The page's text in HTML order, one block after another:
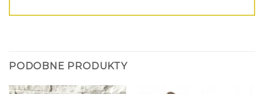
PODOBNE PRODUKTY